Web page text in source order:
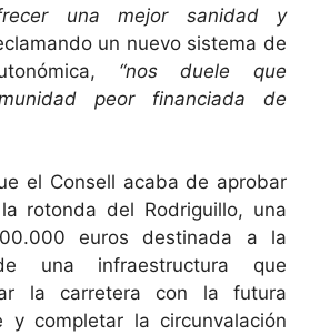
una mejor sanidad y
un nuevo sistema de
“nos duele que
peor financiada de
el Consell acaba de aprobar
rotonda del Rodriguillo, una
euros destinada a la
una infraestructura que
la carretera con la futura
y completar la circunvalación